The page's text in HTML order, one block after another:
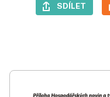
SDÍLET